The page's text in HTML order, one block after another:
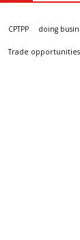
CPTPP doing
Trade opportunities